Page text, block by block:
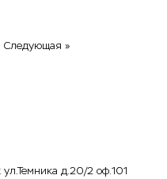
Следующая »Next
ул.Темника д.20/2 оф.101